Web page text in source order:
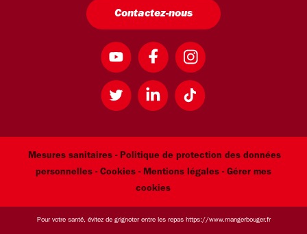
Contactez-nous
Mesures sanitaires - Politique de protection des données
personnelles - Cookies - Mentions légales - Gérer mes
cookies
Pour votre santé, évitez de grignoter entre les repas https://www.mangerbouger.fr